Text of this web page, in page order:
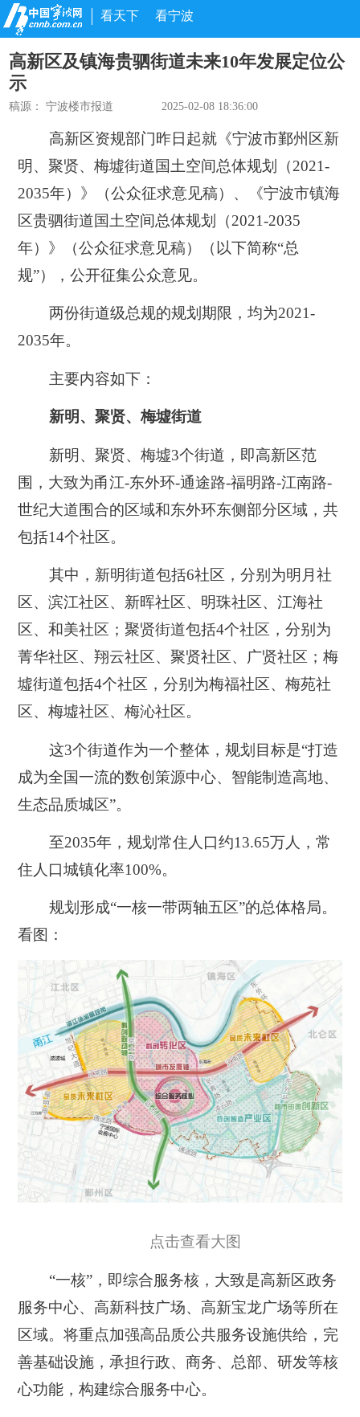
看天下 看宁波
高新区及镇海贵驷街道未来10年发展定位公
示
稿源：宁波楼市报道 2025-02-08 18:36:00
高新区资规部门昨日起就《宁波市鄞州区新
明、聚贤、梅墟街道国土空间总体规划（2021-
2035年）》
（公众征求意见稿） 、
《宁波市镇海
区贵驷街道国土空间总体规划（2021-2035
年）》
（公众征求意见稿）（以下简称“总
规”）
，公开征集公众意见。
两份街道级总规的规划期限，均为2021-
2035年。
主要内容如下：
新明、聚贤、梅墟街道
新明、聚贤、梅墟3个街道，即高新区范
围，大致为甬江-东外环-通途路-福明路-江南路-
世纪大道围合的区域和东外环东侧部分区域，共
包括14个社区。
其中，新明街道包括6社区，分别为明月社
区、滨江社区、新晖社区、明珠社区、江海社
区、和美社区；聚贤街道包括4个社区，分别为
菁华社区、翔云社区、聚贤社区、广贤社区；梅
墟街道包括4个社区，分别为梅福社区、梅苑社
区、梅墟社区、梅沁社区。
这3个街道作为一个整体，规划目标是“打造
成为全国一流的数创策源中心、智能制造高地、
生态品质城区”。
至2035年，规划常住人口约13.65万人，常
住人口城镇化率100%。
规划形成“一核一带两轴五区”的总体格局。
看图：
点击查看大图
“一核”， 即综合服务核，大致是高新区政务
服务中心、高新科技广场、高新宝龙广场等所在
区域。将重点加强高品质公共服务设施供给，完
善基础设施，承担行政、商务、总部、研发等核
心功能，构建综合服务中心。